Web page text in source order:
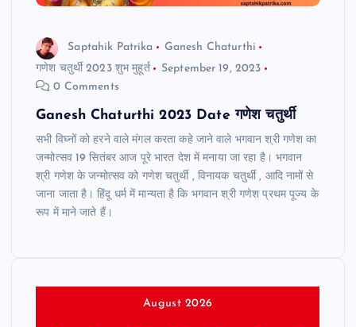
Saptahik Patrika
Ganesh Chaturthi
गणेश चतुर्थी 2023 शुभ मुहूर्त
September 19, 2023
0 Comments
Ganesh Chaturthi 2023 Date गणेश चतुर्थी
सभी विघ्नों को हरने वाले मंगल करता कहे जाने वाले भगवान श्री गणेश का
जन्मोत्सव 19 सितंबर आज पूरे भारत देश में मनाया जा रहा है। भगवान
श्री गणेश के जन्मोत्सव को गणेश चतुर्थी , विनायक चतुर्थी , आदि नामों से
जाना जाता है। हिंदू धर्म में मान्यता है कि भगवान श्री गणेश प्रथम पूज्य के
रूप में माने जाते हैं।
August 2026